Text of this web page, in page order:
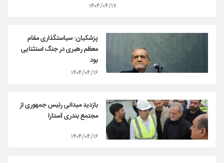
۱۴۰۴/۰۴/۱۷
پزشکیان: سیاستگذاری مقام
معظم رهبری در جنگ استثنایی
بود
۱۴۰۴/۰۴/۱۶
بازدید میدانی رئیس جمهوری از
مجتمع بندری آستارا
۱۴۰۴/۰۴/۱۶